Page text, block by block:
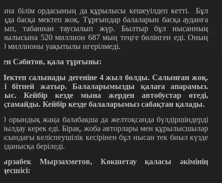
білім ордасының да құрылысы кешеуілдеп кетті. Бұл
басқа мектеп жоқ. Тұрғындар балаларын басқа ауданға
табаннан таусылып жүр. Былтыр бұл нысанның
520 миллион 687 мың теңге бөлінген еді. Оның
миллионы уақытылы игерілмеді.
Сәбитов, қала тұрғыны:
салынады дегеніне 4 жыл болды. Салынған жоқ.
бітпей жатыр. Балаларымызды қалаға апарамыз.
Кейбір кезде мына жерден автобустар өтеді,
Кейбір кезде балаларымыз сабақтан қалады.
орындық жаңа балабақша да желтоқсанда бүлдіршіндерді
керек еді. Бірақ, жоба авторлары мен құрылысшылар
келіспеушілік кесірінен бұл нысан тек биыл күзде
беріледі.
Мырзахметов, Көкшетау қаласы әкімінің